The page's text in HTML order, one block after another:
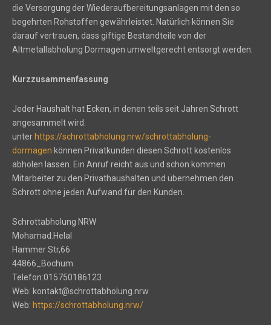
die Versorgung der Wiederaufbereitungsanlagen mit den so
begehrten Rohstoffen gewährleistet. Natürlich können Sie
darauf vertrauen, dass giftige Bestandteile von der
Altmetallabholung Dormagen umweltgerecht entsorgt werden.
Kurzzusammenfassung
Jeder Haushalt hat Ecken, in denen teils seit Jahren Schrott
angesammelt wird.
unter https://schrottabholung.nrw/schrottabholung-
dormagen können Privatkunden diesen Schrott kostenlos
abholen lassen. Ein Anruf reicht aus und schon kommen
Mitarbeiter zu den Privathaushalten und übernehmen den
Schrott ohne jeden Aufwand für den Kunden.
Schrottabholung NRW
Mohamad.Helal
Hammer Str,66
44866_Bochum
Telefon:015750186123
Web: kontakt@schrottabholung.nrw
Web: https://schrottabholung.nrw/